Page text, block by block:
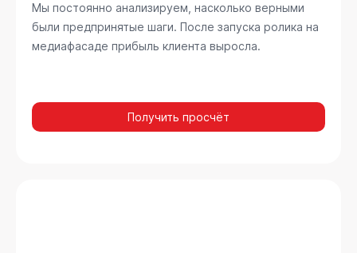
Мы постоянно анализируем, насколько верными
были предпринятые шаги. После запуска ролика на
медиафасаде прибыль клиента выросла.
Получить просчёт